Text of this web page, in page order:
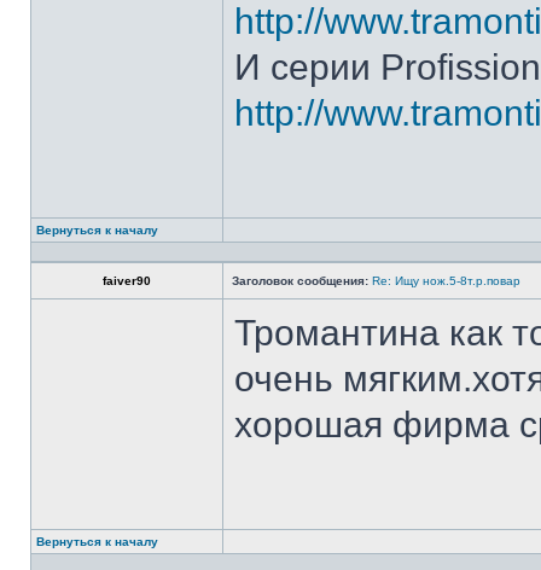
http://
И серии
http://
Вернуться к началу
faiver90 Заголовок сообщения: Re: Ищу нож.5-8т.р.повар
Тромантина как
очень
хорошая фирма
Вернуться к началу